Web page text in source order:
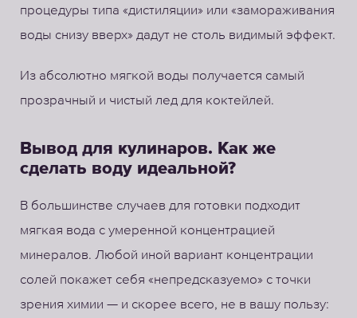
процедуры типа «дистиляции» или «замораживания
воды снизу вверх» дадут не столь видимый эффект.
Из абсолютно мягкой воды получается самый
прозрачный и чистый лед для коктейлей.
Вывод для кулинаров. Как же
сделать воду идеальной?
В большинстве случаев для готовки подходит
мягкая вода с умеренной концентрацией
минералов. Любой иной вариант концентрации
солей покажет себя «непредсказуемо» с точки
зрения химии — и скорее всего, не в вашу пользу: